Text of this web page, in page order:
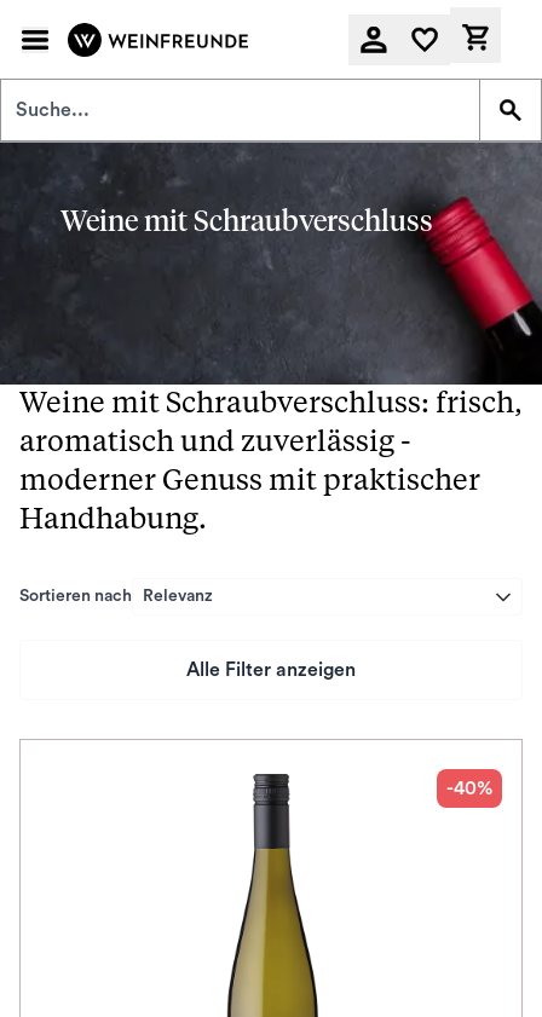
Weine mit Schraubverschluss
Weine mit Schraubverschluss: frisch,
aromatisch und zuverlässig -
moderner Genuss mit praktischer
Handhabung.
Sortieren nach Relevanz
Alle Filter anzeigen
-40%